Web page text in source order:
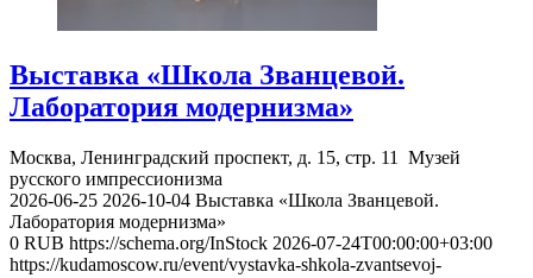
Выставка «Школа Званцевой.
Лаборатория модернизма»
Москва, Ленинградский проспект, д. 15, стр. 11
Музей
русского импрессионизма
2026-06-25 2026-10-04 Выставка «Школа Званцевой.
Лаборатория модернизма»
0 RUB https://schema.org/InStock 2026-07-24T00:00:00+03:00
https://kudamoscow.ru/event/vystavka-shkola-zvantsevoj-